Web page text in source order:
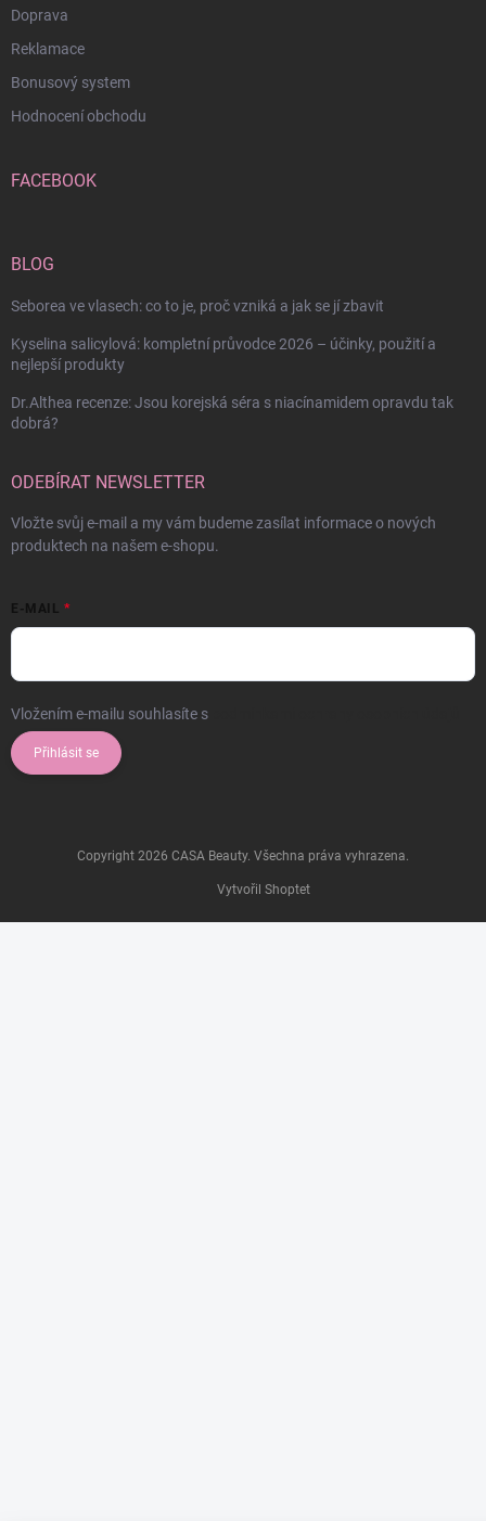
Doprava
Reklamace
Bonusový system
Hodnocení obchodu
FACEBOOK
BLOG
Seborea ve vlasech: co to je, proč vzniká a jak se jí zbavit
Kyselina salicylová: kompletní průvodce 2026 – účinky, použití a
nejlepší produkty
Dr.Althea recenze: Jsou korejská séra s niacínamidem opravdu tak
dobrá?
ODEBÍRAT NEWSLETTER
Vložte svůj e-mail a my vám budeme zasílat informace o nových
produktech na našem e-shopu.
E-MAIL
Vložením e-mailu souhlasíte s
Přihlásit se
Vytvořil Shoptet
Copyright 2026 CASA Beauty. Všechna práva vyhrazena.